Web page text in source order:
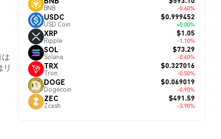
BNB -0.60%
USDC
USD Coin
$0.999452
+0.00%
XRP
Ripple
$1.05
-1.10%
SOL
Solana
$73.29
-0.60%
TRX
Tron
$0.327016
-0.50%
DOGE
Dogecoin
$0.069019
-0.90%
ZEC
Zcash
$491.59
-3.90%